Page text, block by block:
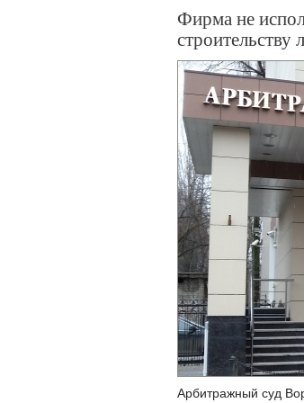
Фирма не
строительству
Арбитражный суд